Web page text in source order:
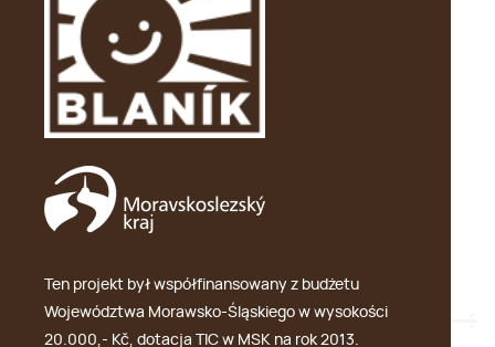
Ten projekt był współfinansowany z budżetu
Województwa Morawsko-Śląskiego w wysokości
20.000,- Kč, dotacja TIC w MSK na rok 2013.